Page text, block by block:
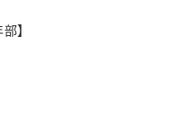
】